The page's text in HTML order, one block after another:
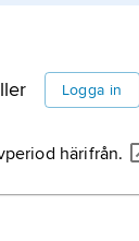
Logga in
härifrån.